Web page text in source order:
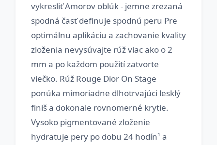
vykresliť Amorov oblúk - jemne zrezaná
spodná časť definuje spodnú peru Pre
optimálnu aplikáciu a zachovanie kvality
zloženia nevysúvajte rúž viac ako o 2
mm a po každom použití zatvorte
viečko. Rúž Rouge Dior On Stage
ponúka mimoriadne dlhotrvajúci lesklý
finiš a dokonale rovnomerné krytie.
Vysoko pigmentované zloženie
hydratuje pery po dobu 24 hodín¹ a